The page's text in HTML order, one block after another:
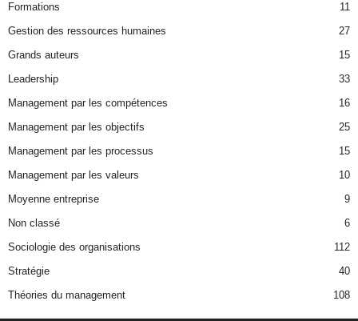
Formations
11
Gestion des ressources humaines
27
Grands auteurs
15
Leadership
33
Management par les compétences
16
Management par les objectifs
25
Management par les processus
15
Management par les valeurs
10
Moyenne entreprise
9
Non classé
6
Sociologie des organisations
112
Stratégie
40
Théories du management
108